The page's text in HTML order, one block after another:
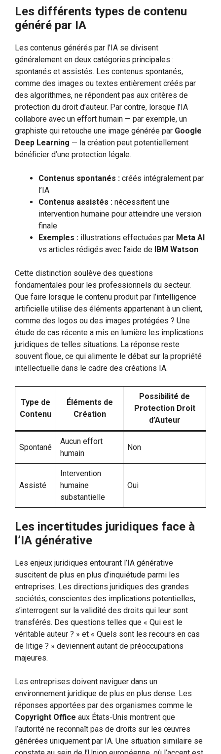
Les différents types de contenu
généré par IA
Les contenus générés par l’IA se divisent
généralement en deux catégories principales :
spontanés et assistés. Les contenus spontanés,
comme des images ou textes entièrement créés par
des algorithmes, ne répondent pas aux critères de
protection du droit d’auteur. Par contre, lorsque l’IA
collabore avec un effort humain — par exemple, un
graphiste qui retouche une image générée par Google
Deep Learning — la création peut potentiellement
bénéficier d’une protection légale.
Contenus spontanés : créés intégralement par
l’IA
Contenus assistés : nécessitent une
intervention humaine pour atteindre une version
finale
Exemples : illustrations effectuées par Meta AI
vs articles rédigés avec l’aide de IBM Watson
Cette distinction soulève des questions
fondamentales pour les professionnels du secteur.
Que faire lorsque le contenu produit par l’intelligence
artificielle utilise des éléments appartenant à un client,
comme des logos ou des images protégées ? Une
étude de cas récente a mis en lumière les implications
juridiques de telles situations. La réponse reste
souvent floue, ce qui alimente le débat sur la propriété
intellectuelle dans le cadre des créations IA.
Type de
Contenu
Éléments de
Création
Possibilité de
Protection Droit
d’Auteur
Spontané
Aucun effort
humain
Non
Assisté
Intervention
humaine
substantielle
Oui
Les incertitudes juridiques face à
l’IA générative
Les enjeux juridiques entourant l’IA générative
suscitent de plus en plus d’inquiétude parmi les
entreprises. Les directions juridiques des grandes
sociétés, conscientes des implications potentielles,
s’interrogent sur la validité des droits qui leur sont
transférés. Des questions telles que « Qui est le
véritable auteur ? » et « Quels sont les recours en cas
de litige ? » deviennent autant de préoccupations
majeures.
Les entreprises doivent naviguer dans un
environnement juridique de plus en plus dense. Les
réponses apportées par des organismes comme le
Copyright Office aux États-Unis montrent que
l’autorité ne reconnaît pas de droits sur les œuvres
générées uniquement par IA. Une situation similaire se